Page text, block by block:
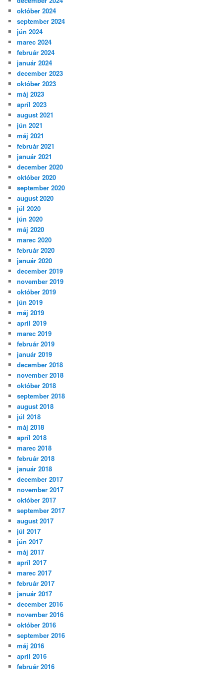
október 2024
september 2024
jún 2024
marec 2024
február 2024
január 2024
december 2023
október 2023
máj 2023
apríl 2023
august 2021
jún 2021
máj 2021
február 2021
január 2021
december 2020
október 2020
september 2020
august 2020
júl 2020
jún 2020
máj 2020
marec 2020
február 2020
január 2020
december 2019
november 2019
október 2019
jún 2019
máj 2019
apríl 2019
marec 2019
február 2019
január 2019
december 2018
november 2018
október 2018
september 2018
august 2018
júl 2018
máj 2018
apríl 2018
marec 2018
február 2018
január 2018
december 2017
november 2017
október 2017
september 2017
august 2017
júl 2017
jún 2017
máj 2017
apríl 2017
marec 2017
február 2017
január 2017
december 2016
november 2016
október 2016
september 2016
máj 2016
apríl 2016
február 2016